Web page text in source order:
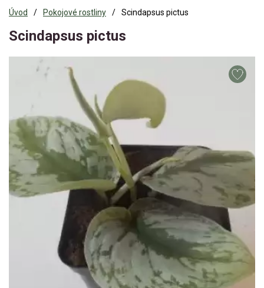
Úvod Pokojové rostliny Scindapsus pictus
Scindapsus pictus